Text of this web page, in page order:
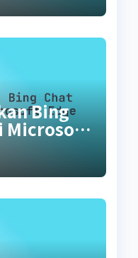
Bing
Microsoft